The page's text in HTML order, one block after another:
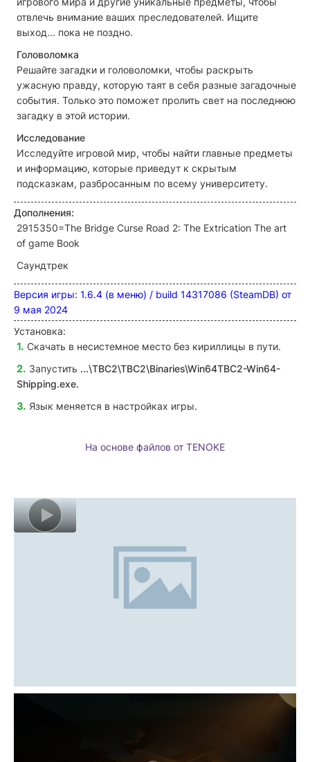
отвлечь внимание ваших преследователей. Ищите
выход... пока не поздно.
Головоломка
Решайте загадки и головоломки, чтобы раскрыть
ужасную правду, которую таят в себя разные загадочные
события. Только это поможет пролить свет на последнюю
загадку в этой истории.
Исследование
Исследуйте игровой мир, чтобы найти главные предметы
и информацию, которые приведут к скрытым
подсказкам, разбросанным по всему университету.
Дополнения:
2915350=The Bridge Curse Road 2: The Extrication The art
of game Book
Саундтрек
Версия игры: 1.6.4 (в меню) / build 14317086 (SteamDB) от
9 мая 2024
Установка:
Скачать в несистемное место без кириллицы в пути.
Запустить ...\TBC2\TBC2\Binaries\Win64TBC2-Win64-
Shipping.exe.
Язык меняется в настройках игры.
На основе файлов от TENOKE